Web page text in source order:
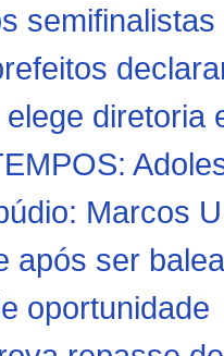
diretoria
Marcos
após ser
oportunidade